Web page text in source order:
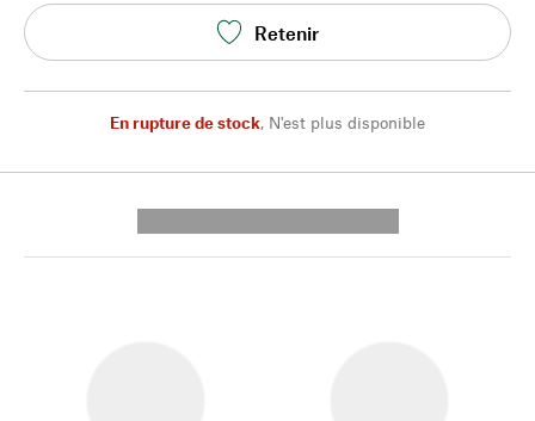
Retenir
En rupture de stock, N'est plus disponible